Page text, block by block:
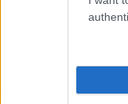
και αυτό
λίγες μέρες
τρεις
δυνατότητα